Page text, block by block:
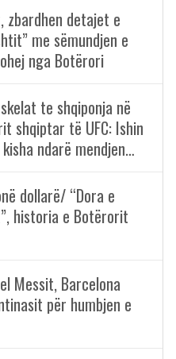
zbardhen detajet e
me sëmundjen e
nga Botërori
te shqiponja në
shqiptar të UFC: Ishin
ndarë mendjen…
dollarë/ “Dora e
historia e Botërorit
Messit, Barcelona
për humbjen e